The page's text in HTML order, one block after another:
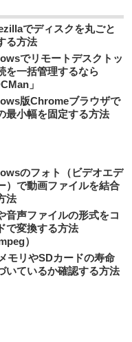
でディスクを丸ごと
る方法
でリモートデスクトッ
を一括管理するなら
」
版Chromeブラウザで
最小幅を固定する方法
のフォト（ビデオエデ
）で動画ファイルを結合
法
音声ファイルの形式をコ
で変換する方法
）
モリやSDカードの寿命
いているか確認する方法